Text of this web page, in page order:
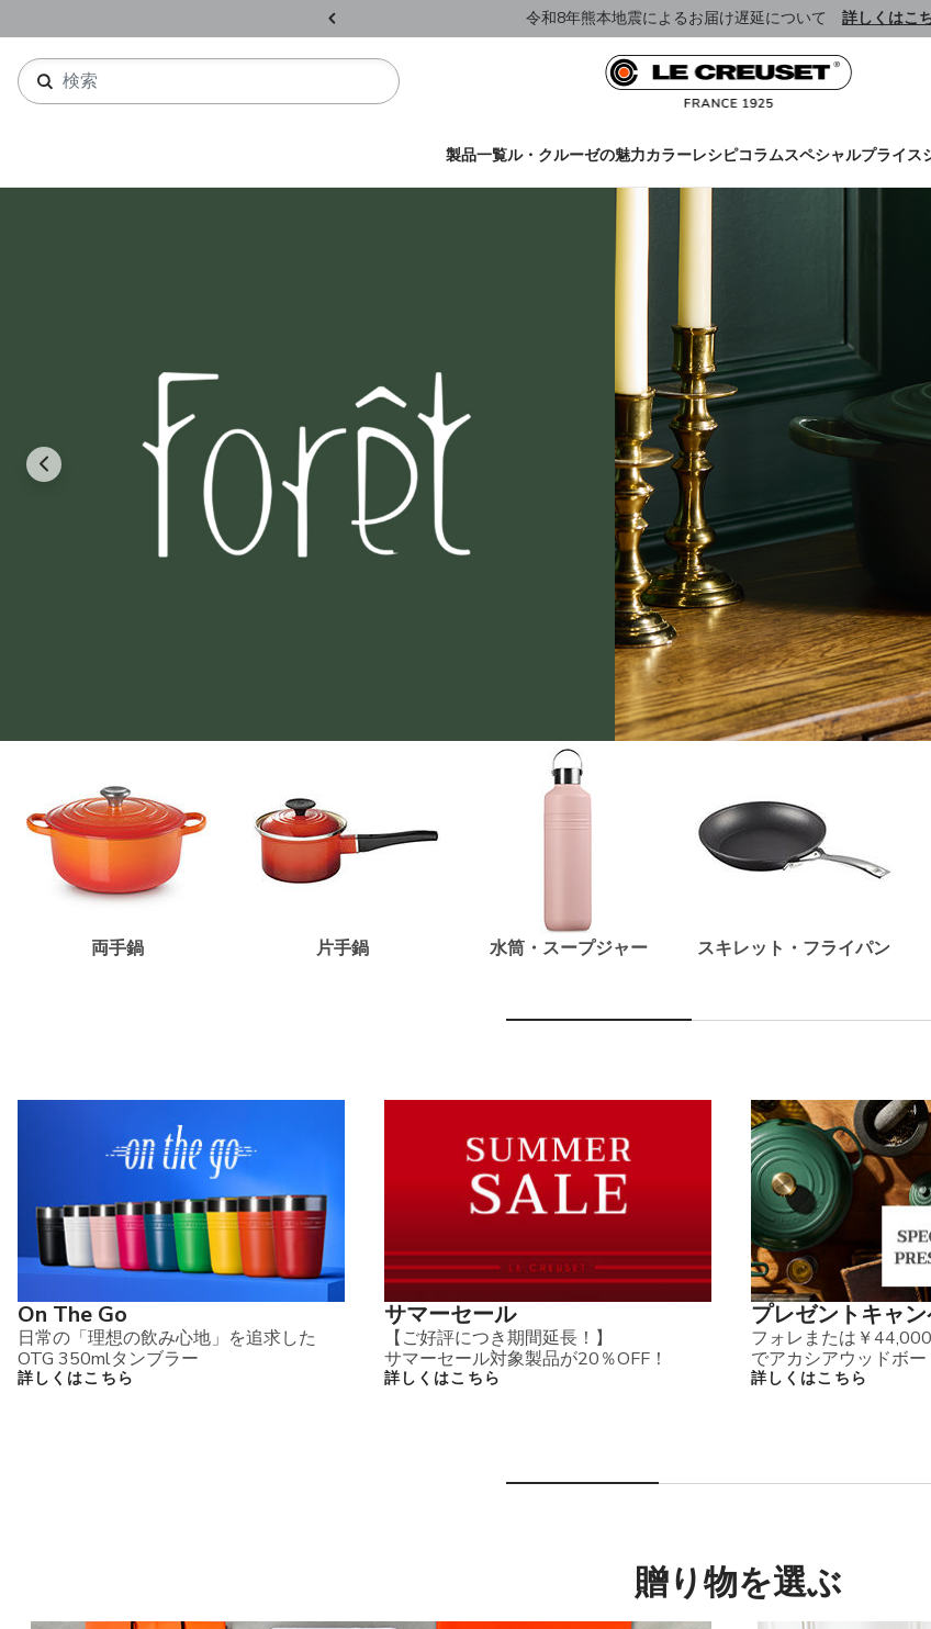
令和8年熊本地震によるお届け遅延について 詳しくはこ
製品一覧ル・クルーゼの魅力カラーレシピコラムスペシャルプライス
両手鍋 片手鍋 水筒・スープジャー スキレット・フライパン
On The Go
日常の「理想の飲み心地」を追求した
OTG 350mlタンブラー
詳しくはこちら
サマーセール
【ご好評につき期間延長！】
サマーセール対象製品が20％OFF！
詳しくはこちら
プレゼントキャ
フォレまたは￥
でアカシアウッドボ
詳しくはこちら
贈り物を選ぶ